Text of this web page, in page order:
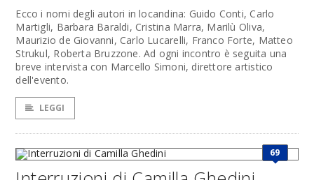
Ecco i nomi degli autori in locandina: Guido Conti, Carlo
Martigli, Barbara Baraldi, Cristina Marra, Marilù Oliva,
Maurizio de Giovanni, Carlo Lucarelli, Franco Forte, Matteo
Strukul, Roberta Bruzzone. Ad ogni incontro è seguita una
breve intervista con Marcello Simoni, direttore artistico
dell'evento.
LEGGI
69